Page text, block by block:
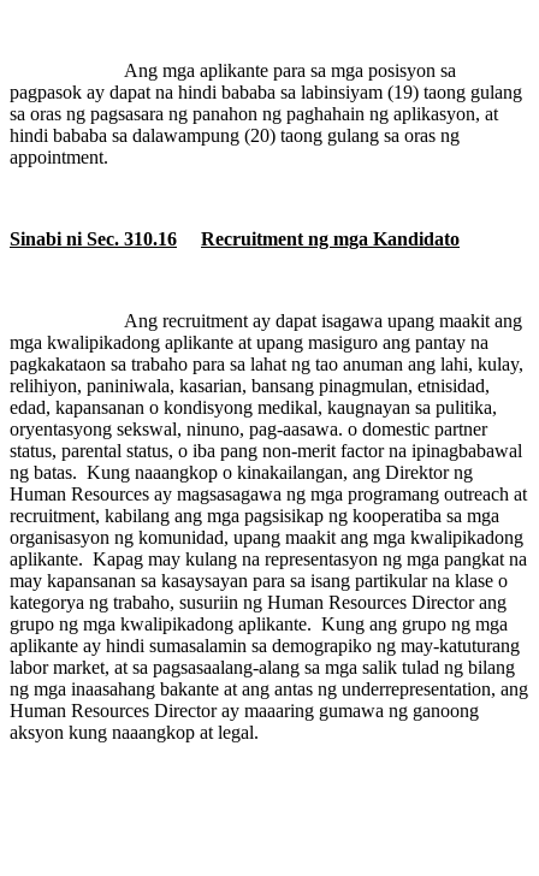
Ang mga aplikante para sa mga posisyon sa
pagpasok ay dapat na hindi bababa sa labinsiyam (19) taong gulang
sa oras ng pagsasara ng panahon ng paghahain ng aplikasyon, at
hindi bababa sa dalawampung (20) taong gulang sa oras ng
appointment.
Sinabi ni Sec. 310.16 Recruitment ng mga Kandidato
Ang recruitment ay dapat isagawa upang maakit ang
mga kwalipikadong aplikante at upang masiguro ang pantay na
pagkakataon sa trabaho para sa lahat ng tao anuman ang lahi, kulay,
relihiyon, paniniwala, kasarian, bansang pinagmulan, etnisidad,
edad, kapansanan o kondisyong medikal, kaugnayan sa pulitika,
oryentasyong sekswal, ninuno, pag-aasawa. o domestic partner
status, parental status, o iba pang non-merit factor na ipinagbabawal
ng batas. Kung naaangkop o kinakailangan, ang Direktor ng
Human Resources ay magsasagawa ng mga programang outreach at
recruitment, kabilang ang mga pagsisikap ng kooperatiba sa mga
organisasyon ng komunidad, upang maakit ang mga kwalipikadong
aplikante. Kapag may kulang na representasyon ng mga pangkat na
may kapansanan sa kasaysayan para sa isang partikular na klase o
kategorya ng trabaho, susuriin ng Human Resources Director ang
grupo ng mga kwalipikadong aplikante. Kung ang grupo ng mga
aplikante ay hindi sumasalamin sa demograpiko ng may-katuturang
labor market, at sa pagsasaalang-alang sa mga salik tulad ng bilang
ng mga inaasahang bakante at ang antas ng underrepresentation, ang
Human Resources Director ay maaaring gumawa ng ganoong
aksyon kung naaangkop at legal.